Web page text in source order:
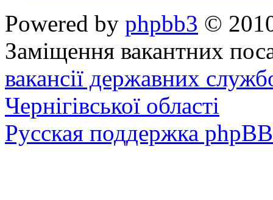
Powered by phpbb3 ©
Заміщення вакантних
вакансії державних
Чернігівської області
Русская поддержка phpBB